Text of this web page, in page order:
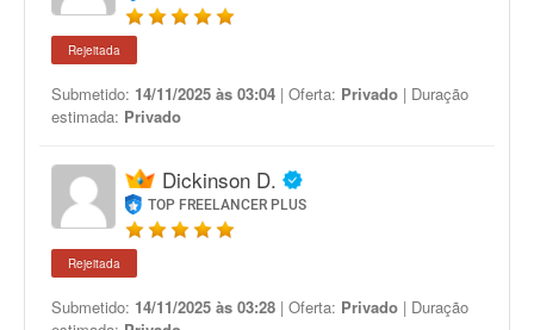
Rejeitada
Submetido: 14/11/2025 às 03:04 | Oferta: Privado | Duração
estimada: Privado
Dickinson D.
TOP FREELANCER PLUS
Rejeitada
Submetido: 14/11/2025 às 03:28 | Oferta: Privado | Duração